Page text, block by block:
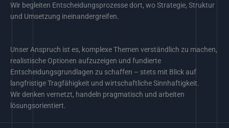
Wir begleiten Entscheidungsprozesse dort, wo Strategie, Struktur
und Umsetzung ineinandergreifen.
Unser Anspruch ist es, komplexe Themen verständlich zu machen,
realistische Optionen aufzuzeigen und fundierte
Entscheidungsgrundlagen zu schaffen – stets mit Blick auf
langfristige Tragfähigkeit und wirtschaftliche Sinnhaftigkeit.
Wir denken vernetzt, handeln pragmatisch und arbeiten
lösungsorientiert.